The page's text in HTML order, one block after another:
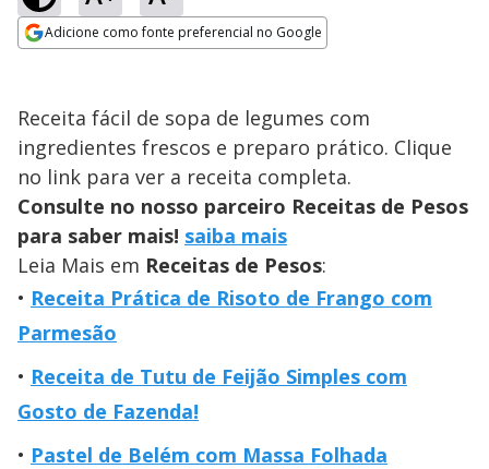
Adicione como fonte preferencial no Google
Receita fácil de sopa de legumes com
ingredientes frescos e preparo prático. Clique
no link para ver a receita completa.
Consulte no nosso parceiro Receitas de Pesos
para saber mais! saiba mais
Leia Mais em Receitas de Pesos:
Receita Prática de Risoto de Frango com
Parmesão
Receita de Tutu de Feijão Simples com
Gosto de Fazenda!
Pastel de Belém com Massa Folhada